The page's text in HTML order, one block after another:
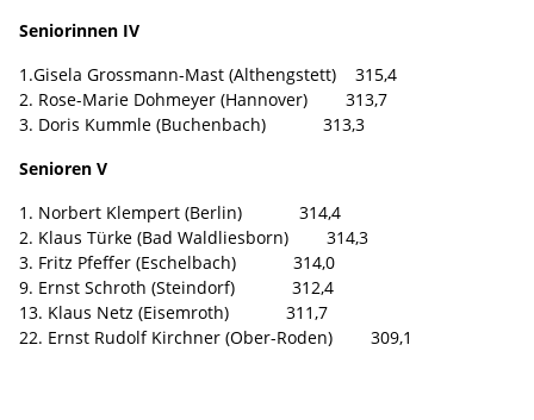
Seniorinnen IV
1.Gisela Grossmann-Mast (Althengstett) 315,4
2. Rose-Marie Dohmeyer (Hannover) 313,7
3. Doris Kummle (Buchenbach) 313,3
Senioren V
1. Norbert Klempert (Berlin) 314,4
2. Klaus Türke (Bad Waldliesborn) 314,3
3. Fritz Pfeffer (Eschelbach) 314,0
9. Ernst Schroth (Steindorf) 312,4
13. Klaus Netz (Eisemroth) 311,7
22. Ernst Rudolf Kirchner (Ober-Roden) 309,1